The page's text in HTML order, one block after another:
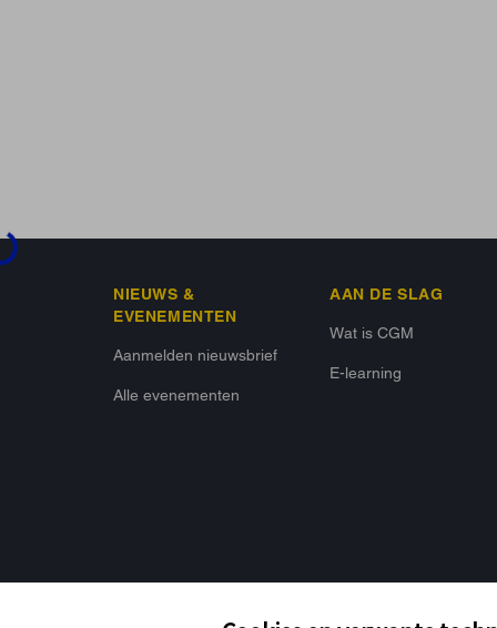
NIEUWS &
EVENEMENTEN
Aanmelden nieuwsbrief
Alle evenementen
AAN DE SLAG
Wat is CGM
E-learning